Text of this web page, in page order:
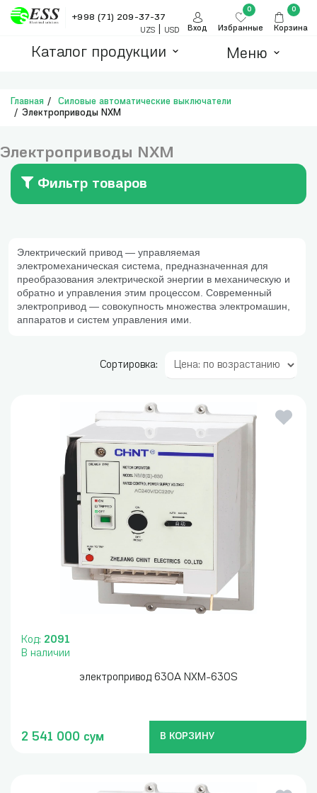
+998 (71) 209-37-37
UZS USD Вход Избранные
0
Корзина
0
Каталог продукции Меню
Главная
Силовые автоматические выключатели
Электроприводы NXM
Электроприводы NXM
Фильтр товаров
Электрический привод — управляемая
электромеханическая система, предназначенная для
преобразования электрической энергии в механическую и
обратно и управления этим процессом. Современный
электропривод — совокупность множества электромашин,
аппаратов и систем управления ими.
Сортировка:
Код: 2091
В наличии
электропривод 630А NXM-630S
2 541 000 сум В КОРЗИНУ